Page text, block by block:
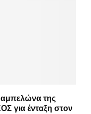
αμπελώνα της
για ένταξη στον